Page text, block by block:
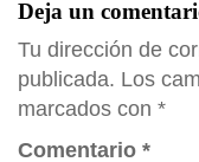
Deja un
Tu dirección de
publicada. Los
marcados con *
Comentario *